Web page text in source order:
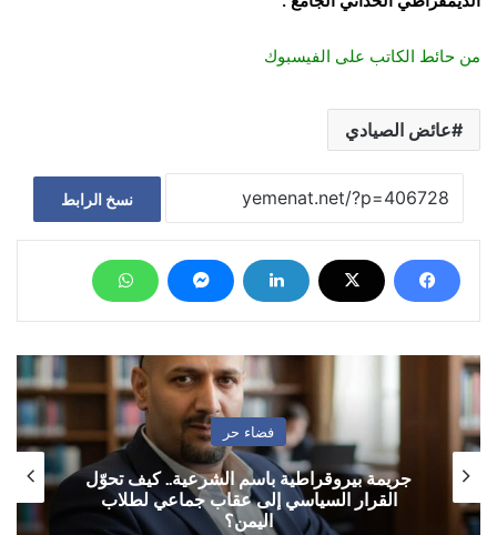
من حائط الكاتب على الفيسبوك
عائض الصيادي
نسخ الرابط
فضاء حر
جريمة بيروقراطية باسم الشرعية.. كيف تحوّل
القرار السياسي إلى عقاب جماعي لطلاب
اليمن؟